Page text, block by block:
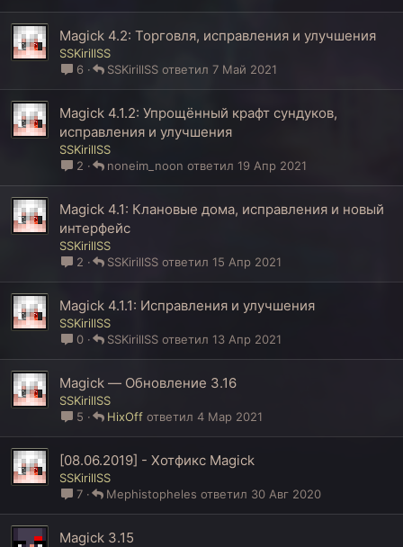
Magick 4.2: Торговля, исправления и улучшения
SSKirillSS
6
7 Май 2021
SSKirillSS
Magick 4.1.2: Упрощённый крафт сундуков,
исправления и улучшения
SSKirillSS
2
19 Апр 2021
noneim_noon
Magick 4.1: Клановые дома, исправления и новый
интерфейс
SSKirillSS
2
15 Апр 2021
SSKirillSS
Magick 4.1.1: Исправления и улучшения
SSKirillSS
0
13 Апр 2021
SSKirillSS
Magick — Обновление 3.16
SSKirillSS
5
4 Мар 2021
HixOff
[08.06.2019] - Хотфикс Magick
SSKirillSS
7
30 Авг 2020
Mephistopheles
Magick 3.15